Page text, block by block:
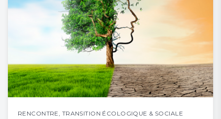
RENCONTRE TRANSITION ÉCOLOGIQUE & SOCIALE